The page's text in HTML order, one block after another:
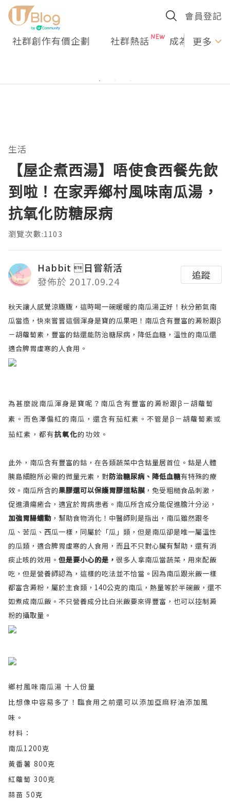
會員登記
社群創作有價企劃 社群熱話 成為U更多
生活
【屋企煮西湯】唔使食西餐先飲
到啦！在家弄鄉村風味南瓜湯，
抗氧化防糖尿病
瀏覽次數:1103
Habbit 日嘗新活
發佈於 2017.09.24
追蹤
秋天讓人感覺涼颼颼，這時喝一碗暖暖的南瓜湯正好！秋分節氣南
瓜當造，快來嘗嘗這個渾身是寶的瓜果吧！南瓜含有豐富的澱粉跟β
－胡蘿蔔素，豐富的鈷還能防治糖尿病，降低血糖，溫性的南瓜還
適合脾胃虛寒的人食用。
為甚麼說南瓜渾身是寶呢？南瓜含有豐富的澱粉跟β－胡蘿蔔
素。而色澤偏紅的南瓜，還含有茄紅素。不管是β－胡蘿蔔素或
茄紅素，都有抗氧化的功效。
此外，南瓜含有豐富的鈷，在各類蔬菜中含鈷量居首位。鈷是人體
胰島細胞所必需的微量元素，對防治糖尿病、降低血糖有特殊的療
效。南瓜所含的果膠還可以保護胃膠道粘膜 ，免受粗糙食品刺激，
促進潰瘍癒合，適宜於胃病患者。南瓜所含成分能促進膽汁分泌，
加強胃腸蠕動 ，幫助食物消化！ 中醫師則是指出，南瓜雖然跟冬
瓜、苦瓜、西瓜一樣，同屬於「瓜」類，但是南瓜卻是唯一屬溫性
的瓜類，適合脾胃虛寒的人食用，而且不只對心臟有幫助，還有消
痰止咳的效用。 但是要小心的是， 很多人拿南瓜當蔬菜，用來配飯
吃，但是營養師認為，這樣的吃法並不恰當。因為南瓜跟米飯一樣
都富含澱粉，屬於主食類，140公克的南瓜，熱量等於半碗飯，還不
如煮成南瓜飯。不只營養成分比白米飯要來得豐富，也可以控制澱
粉的攝取量。
鄉村風味南瓜湯 十人份量
比想像中容易多了！臨食用之前還可以添加亞麻籽油添加風
味。
材料：
南瓜1200克
黃番薯 800克
紅蘿蔔 300克
蒜苗 50克